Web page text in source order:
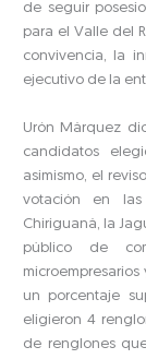
de seguir
para el Valle del
convivencia, la
ejecutivo de la
Urón Márquez
candidatos
asimismo, el
votación en las
Chiriguaná, la
público de
un porcentaje
eligieron 4
de renglones